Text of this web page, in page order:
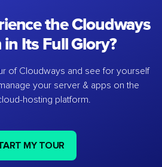
the Cloudways
Its Full Glory?
of Cloudways and see for yourself
your server & apps on the
hosting platform.
MY TOUR